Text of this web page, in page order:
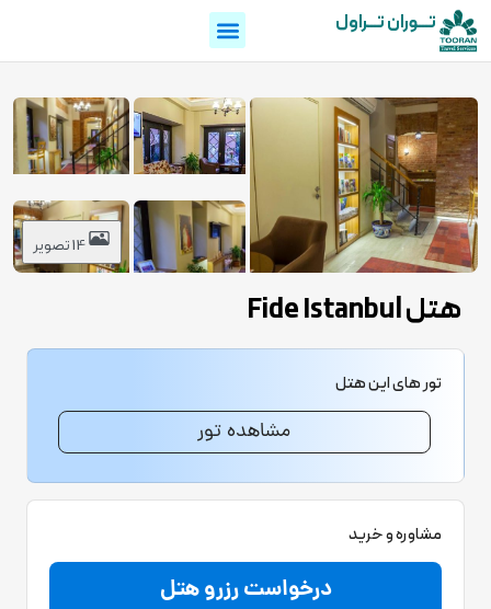
تـــوران تـــراول
14 تصویر
هتل Fide Istanbul
تور های این هتل
مشاهده تور
مشاوره و خرید
درخواست رزرو هتل